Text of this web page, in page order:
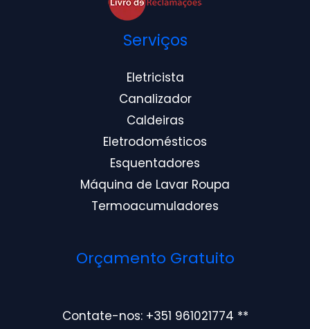
Serviços
Eletricista
Canalizador
Caldeiras
Eletrodomésticos
Esquentadores
Máquina de Lavar Roupa
Termoacumuladores
Orçamento Gratuito
Contate-nos: +351 961021774 **